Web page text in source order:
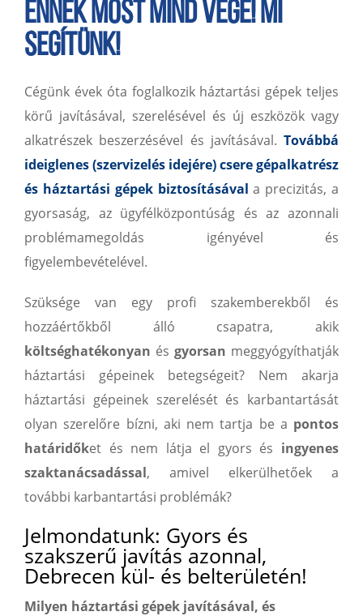
Ennek most mind vége! MI
SEGÍTÜNK!
Cégünk évek óta foglalkozik háztartási gépek teljes
körű javításával, szerelésével és új eszközök vagy
alkatrészek beszerzésével és javításával. Továbbá
ideiglenes (szervizelés idejére) csere gépalkatrész
és háztartási gépek biztosításával a precizitás, a
gyorsaság, az ügyfélközpontúság és az azonnali
problémamegoldás igényével és
figyelembevételével.
Szüksége van egy profi szakemberekből és
hozzáértőkből álló csapatra, akik
költséghatékonyan és gyorsan meggyógyíthatják
háztartási gépeinek betegségeit? Nem akarja
háztartási gépeinek szerelését és karbantartását
olyan szerelőre bízni, aki nem tartja be a pontos
határidőket és nem látja el gyors és ingyenes
szaktanácsadással, amivel elkerülhetőek a
további karbantartási problémák?
Jelmondatunk: Gyors és
szakszerű javítás azonnal,
Debrecen kül- és belterületén!
Milyen háztartási gépek javításával, és